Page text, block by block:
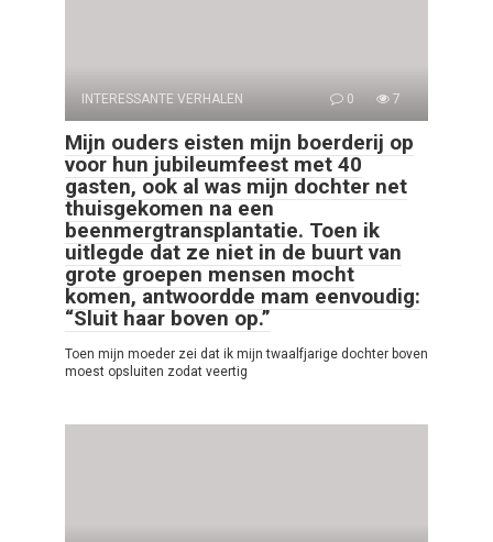
INTERESSANTE VERHALEN 0 7
Mijn ouders eisten mijn boerderij op
voor hun jubileumfeest met 40
gasten, ook al was mijn dochter net
thuisgekomen na een
beenmergtransplantatie. Toen ik
uitlegde dat ze niet in de buurt van
grote groepen mensen mocht
komen, antwoordde mam eenvoudig:
“Sluit haar boven op.”
Toen mijn moeder zei dat ik mijn twaalfjarige dochter boven
moest opsluiten zodat veertig